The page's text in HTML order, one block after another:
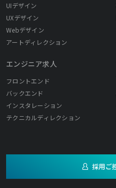
UIデザイン
UXデザイン
Webデザイン
アートディレクション
エンジニア求人
フロントエンド
バックエンド
インスタレーション
テクニカルディレクション
採用ご